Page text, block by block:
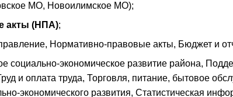
МО, Новоилимское МО);
акты (НПА);
Нормативно-правовые акты, Бюджет и
социально-экономическое развитие района,
и оплата труда, Торговля, питание, бытовое
экономического развития, Статистическая